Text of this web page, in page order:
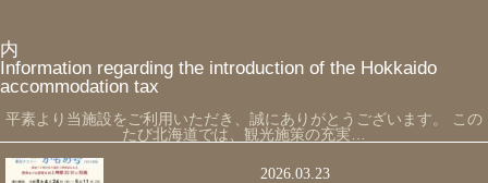
Information regarding the introduction of the Hokkaido
accommodation tax
平素より当施設をご利用いただき、誠にありがとうございます。 この
たび北海道では、観光施策の充実…
2026.03.23